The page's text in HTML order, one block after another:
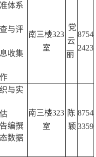
体系
与评
收集
南三楼323
室
党
云
丽
8754
2423
与实
编撰
数据
南三楼323
室
陈
颖
8754
3359